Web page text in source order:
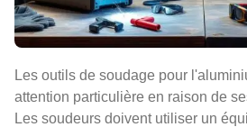
Les outils de soudage pour
attention particulière en raison de
Les soudeurs doivent utiliser un